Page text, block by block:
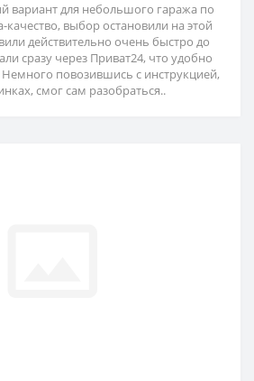
вариант для небольшого гаража по
выбор остановили на этой
действительно очень быстро до
сразу через Приват24, что удобно
повозившись с инструкцией,
смог сам разобраться..